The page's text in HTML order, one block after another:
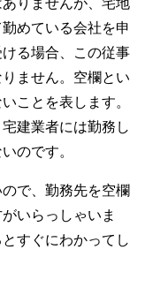
りませんが、宅地
めている会社を申
る場合、この従事
ません。空欄とい
ことを表します。
建業者には勤務し
のです。
で、勤務先を空欄
いらっしゃいま
すぐにわかってし